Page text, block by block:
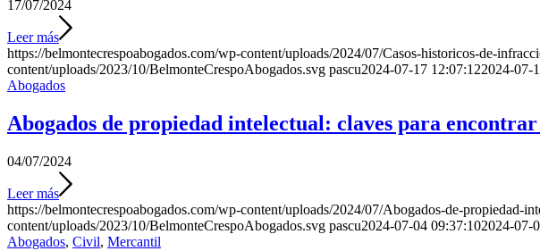
17/07/2024
Leer más
https://belmontecrespoabogados.com/wp-content/uploads/2024/07/Casos-historicos-de-
content/uploads/2023/10/BelmonteCrespoAbogados.svg pascu2024-07-17 12:07:122024-07-
Abogados
Abogados de propiedad intelectual: claves para
04/07/2024
Leer más
https://belmontecrespoabogados.com/wp-content/uploads/2024/07/Abogados-de-propiedad-
content/uploads/2023/10/BelmonteCrespoAbogados.svg pascu2024-07-04 09:37:102024-07-
Abogados, Civil, Mercantil